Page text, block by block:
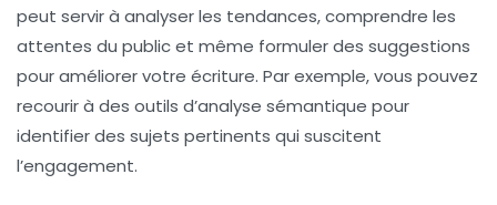
peut servir à analyser les tendances, comprendre les
attentes du public et même formuler des suggestions
pour améliorer votre écriture. Par exemple, vous pouvez
recourir à des outils d’analyse sémantique pour
identifier des sujets pertinents qui suscitent
l’engagement.